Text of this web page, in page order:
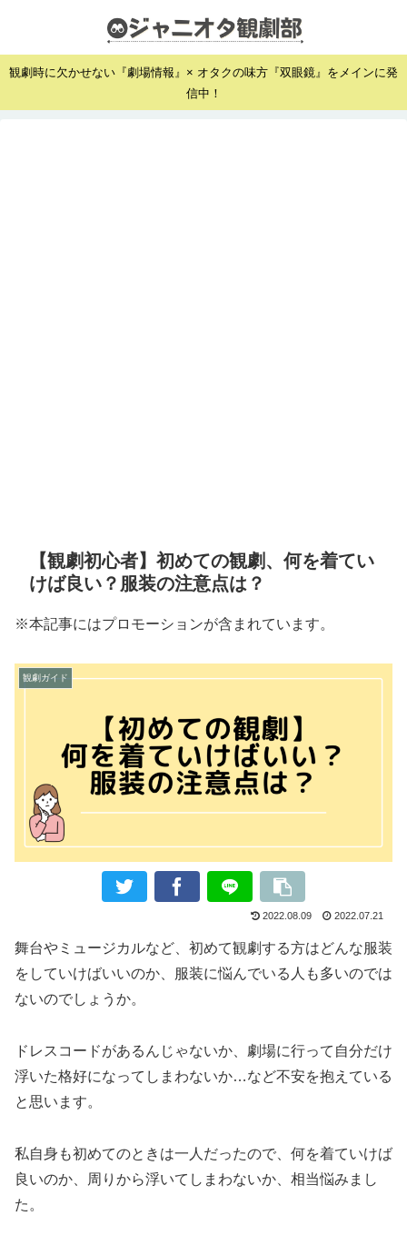
観劇時に欠かせない『劇場情報』× オタクの味方『双眼鏡』をメインに発
信中！
【観劇初心者】初めての観劇、何を着てい
けば良い？服装の注意点は？
※本記事にはプロモーションが含まれています。
観劇ガイド
2022.08.09 2022.07.21
舞台やミュージカルなど、初めて観劇する方はどんな服装
をしていけばいいのか、服装に悩んでいる人も多いのでは
ないのでしょうか。
ドレスコードがあるんじゃないか、劇場に行って自分だけ
浮いた格好になってしまわないか…など不安を抱えている
と思います。
私自身も初めてのときは一人だったので、何を着ていけば
良いのか、周りから浮いてしまわないか、相当悩みまし
た。